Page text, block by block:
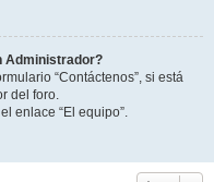
Administrador?
“Contáctenos”, si está
del foro.
enlace “El equipo”.